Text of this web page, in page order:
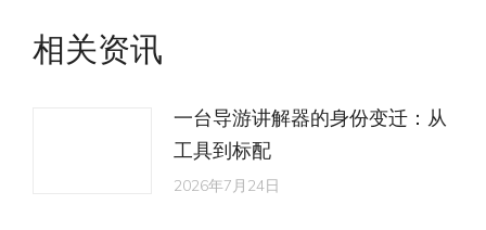
相关资讯
一台导游讲解器的身份变迁：从
工具到标配
2026年7月24日